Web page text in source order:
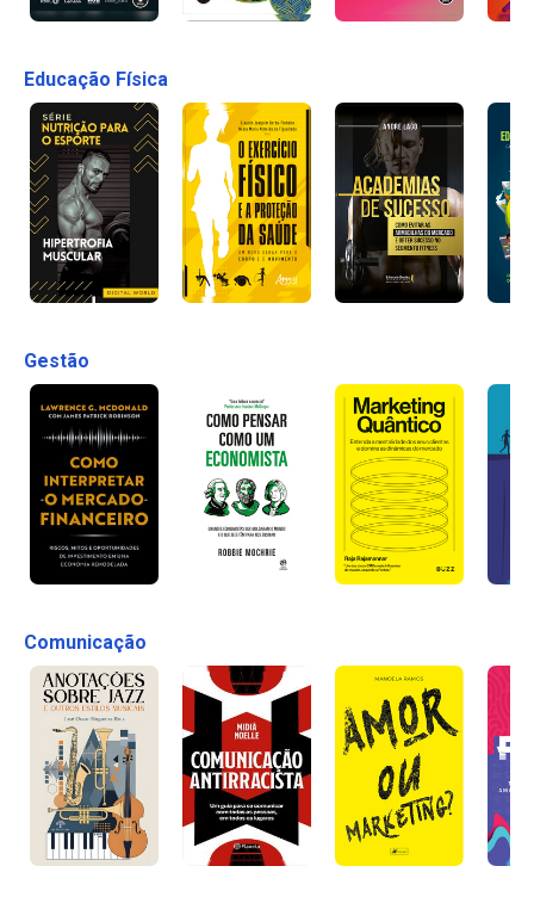
Educação Física
Gestão
Comunicação